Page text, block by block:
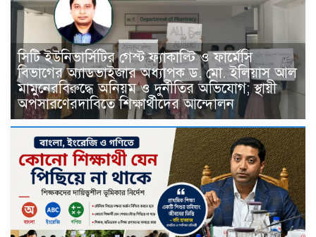
সিটি ইউনিভার্সিটির গেস্ট ফ্যাকাল্টি ও ফার্মেসি
বিভাগের অ্যাডভাইজার অধ্যাপক ড. মো. ইলিয়াস আল
মামুনেরবিরুদ্ধে অনিয়ম ও দুর্নীতির অভিযোগ; স্থায়ী
অপসারণেরদাবিতে শিক্ষার্থীদের আন্দোলন